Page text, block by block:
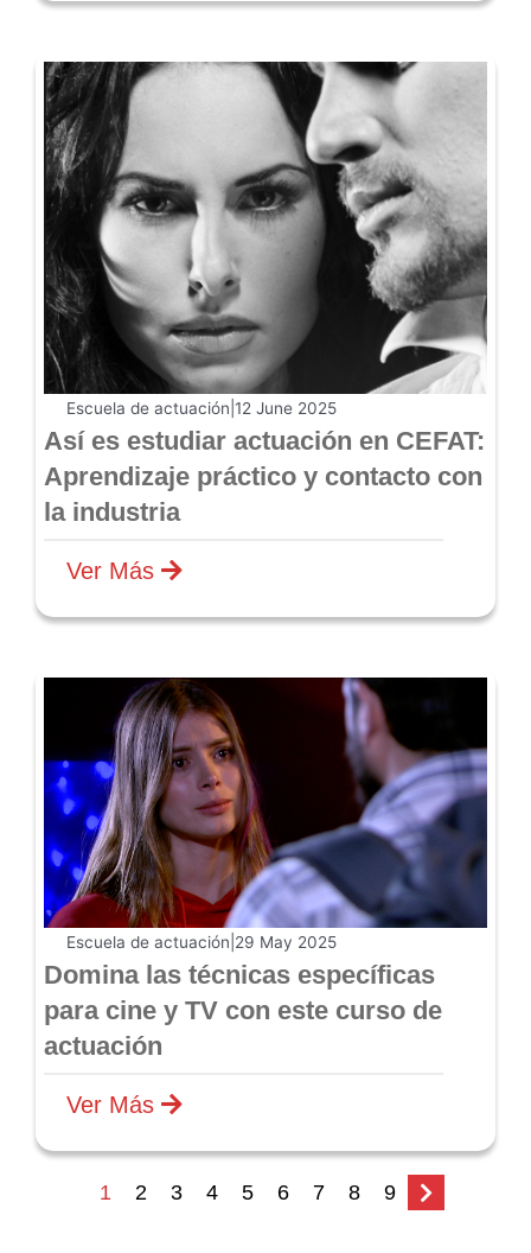
Escuela de actuación 12 June 2025
Así es estudiar actuación en CEFAT:
Aprendizaje práctico y contacto con
la industria
Ver Más
Escuela de actuación 29 May 2025
Domina las técnicas específicas
para cine y TV con este curso de
actuación
Ver Más
1 2 3 4 5 6 7 8 9